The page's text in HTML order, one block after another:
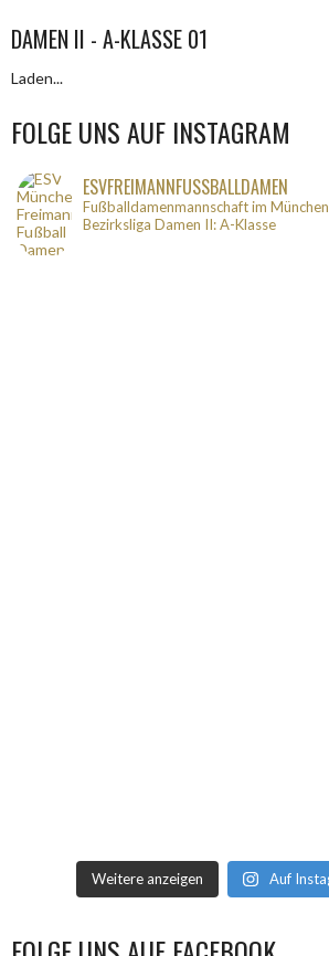
DAMEN II - A-KLASSE 01
Laden...
FOLGE UNS AUF INSTAGRAM
ESVFREIMANNFUSSBALLDAMEN
Fußballdamenmannschaft im
Bezirksliga Damen II: A-Klasse
Weitere anzeigen Auf